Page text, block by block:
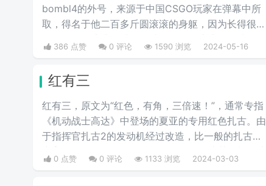
bombl4的外号，来源于中国CSGO玩家在弹幕中所
取，得名于他二百多斤圆滚滚的身躯，因为长得很
386 点赞 0 评论 1590 浏览 2024-05-16
红有三
红有三，原文为“红色，有角，三倍速！”，通常专指
《机动战士高达》中登场的夏亚的专用红色扎古。由
于指挥官扎古2的发动机经过改造，比一般的扎古出
力高30%，在夏亚的精准操作下，显得比其他机体快
三倍。而红色有角三倍速也被看作是夏亚登场的象
0 点赞 0 评论 1133 浏览 2024-03-03